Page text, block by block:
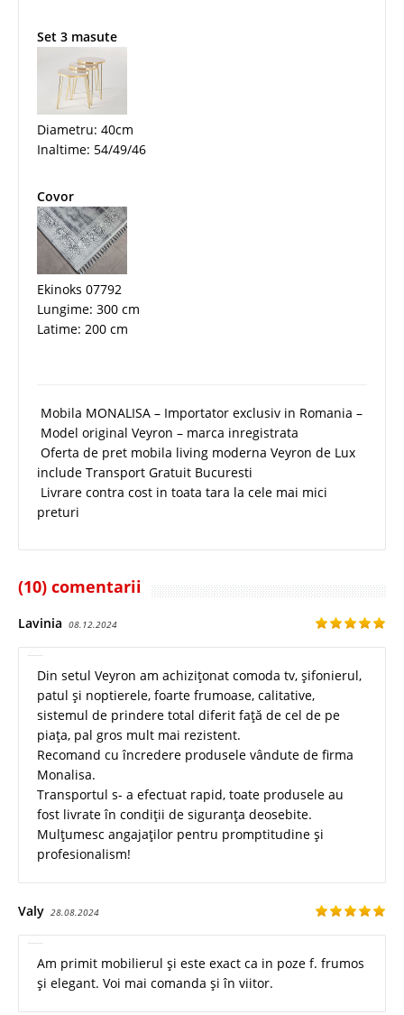
Set 3 masute
Diametru: 40cm
Inaltime: 54/49/46
Covor
Ekinoks 07792
Lungime: 300 cm
Latime: 200 cm
Mobila MONALISA – Importator exclusiv in Romania –
Model original Veyron – marca inregistrata
Oferta de pret mobila living moderna Veyron de Lux
include Transport Gratuit Bucuresti
Livrare contra cost in toata tara la cele mai mici
preturi
(10) comentarii
Lavinia 08.12.2024
Din setul Veyron am achizițonat comoda tv, șifonierul,
patul și noptierele, foarte frumoase, calitative,
sistemul de prindere total diferit față de cel de pe
piața, pal gros mult mai rezistent.
Recomand cu încredere produsele vândute de firma
Monalisa.
Transportul s- a efectuat rapid, toate produsele au
fost livrate în condiții de siguranța deosebite.
Mulțumesc angajaților pentru promptitudine și
profesionalism!
Valy 28.08.2024
Am primit mobilierul și este exact ca in poze f. frumos
și elegant. Voi mai comanda și în viitor.